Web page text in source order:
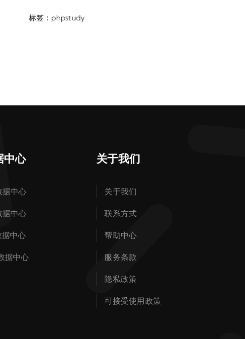
标签： phpstudy
中心
据中心
据中心
据中心
据中心
关于我们
关于我们
联系方式
帮助中心
服务条款
隐私政策
可接受使用政策